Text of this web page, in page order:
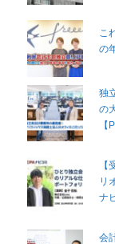
こ
の
独
の
【
リ
ナ
会